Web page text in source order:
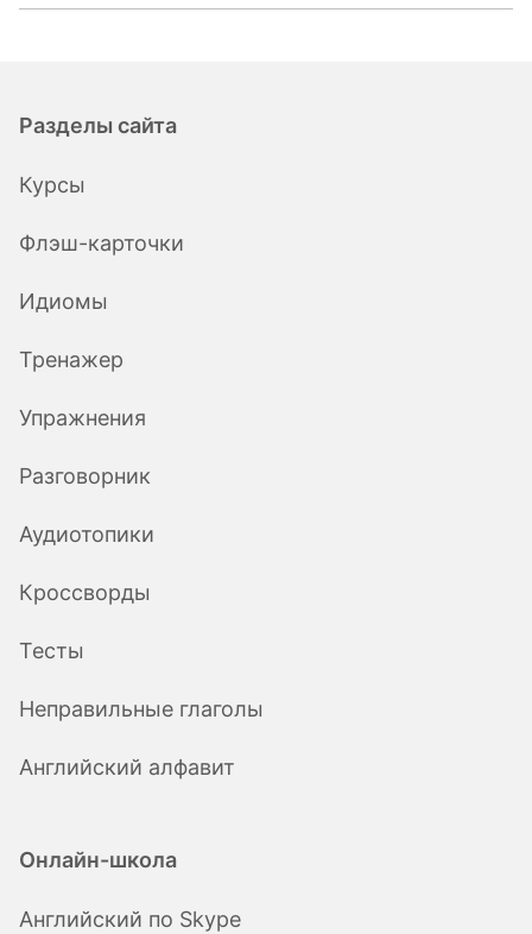
Разделы сайта
Курсы
Флэш-карточки
Идиомы
Тренажер
Упражнения
Разговорник
Аудиотопики
Кроссворды
Тесты
Неправильные глаголы
Английский алфавит
Онлайн-школа
Английский по Skype